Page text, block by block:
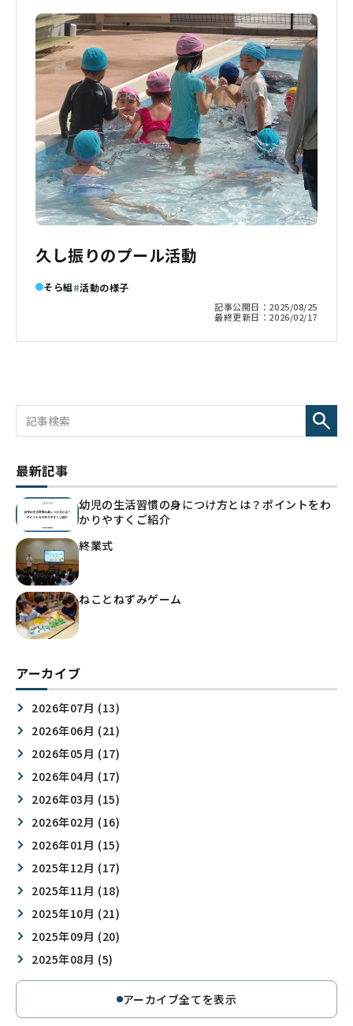
久し振りのプール活動
そら組 活動の様子
記事公開日： 2025/08/25
最終更新日： 2026/02/17
最新記事
幼児の生活習慣の身につけ方とは？ポイントをわ
かりやすくご紹介
終業式
ねことねずみゲーム
アーカイブ
2026年07月 (13)
2026年06月 (21)
2026年05月 (17)
2026年04月 (17)
2026年03月 (15)
2026年02月 (16)
2026年01月 (15)
2025年12月 (17)
2025年11月 (18)
2025年10月 (21)
2025年09月 (20)
2025年08月 (5)
アーカイブ全てを表示